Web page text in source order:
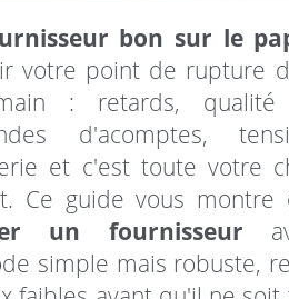
bon sur le
votre point de rupture
: retards, qualité
d'acomptes,
et c'est toute votre
Ce guide vous montre
un fournisseur
simple mais robuste,